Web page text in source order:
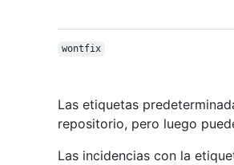
wontfix
Las etiquetas
repositorio, pero luego
Las incidencias con la